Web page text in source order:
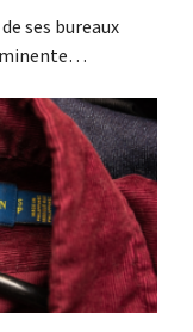
ses bureaux
prises
et en Espagne,
de centaines